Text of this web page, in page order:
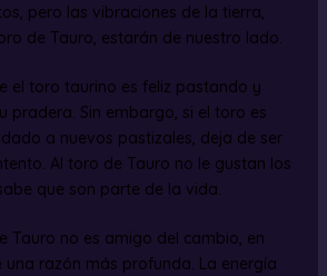
pero las vibraciones de la tierra,
de Tauro, estarán de nuestro lado.
el toro taurino es feliz pastando y
pradera. Sin embargo, si el toro es
a nuevos pastizales, deja de ser
Al toro de Tauro no le gustan los
que son parte de la vida.
Tauro no es amigo del cambio, en
una razón más profunda. La energía